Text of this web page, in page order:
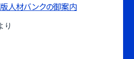
人材バンクの御案内
り